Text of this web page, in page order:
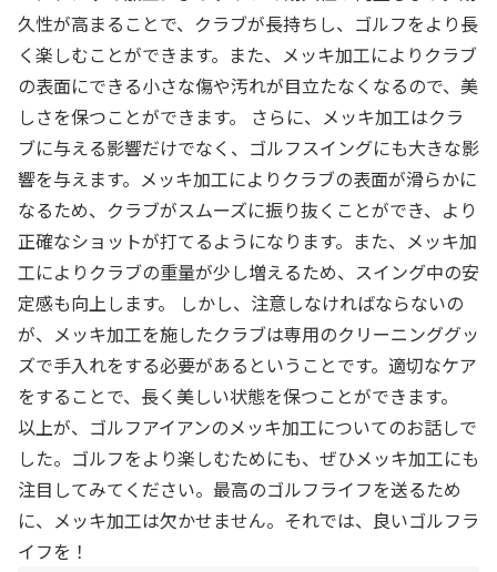
久性が高まることで、クラブが長持ちし、ゴルフをより長
く楽しむことができます。また、メッキ加工によりクラブ
の表面にできる小さな傷や汚れが目立たなくなるので、美
しさを保つことができます。 さらに、メッキ加工はクラ
ブに与える影響だけでなく、ゴルフスイングにも大きな影
響を与えます。メッキ加工によりクラブの表面が滑らかに
なるため、クラブがスムーズに振り抜くことができ、より
正確なショットが打てるようになります。また、メッキ加
工によりクラブの重量が少し増えるため、スイング中の安
定感も向上します。 しかし、注意しなければならないの
が、メッキ加工を施したクラブは専用のクリーニンググッ
ズで手入れをする必要があるということです。適切なケア
をすることで、長く美しい状態を保つことができます。
以上が、ゴルフアイアンのメッキ加工についてのお話しで
した。ゴルフをより楽しむためにも、ぜひメッキ加工にも
注目してみてください。最高のゴルフライフを送るため
に、メッキ加工は欠かせません。それでは、良いゴルフラ
イフを！